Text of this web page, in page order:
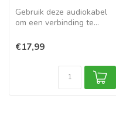
Gebruik deze audiokabel
om een verbinding te
€17,99